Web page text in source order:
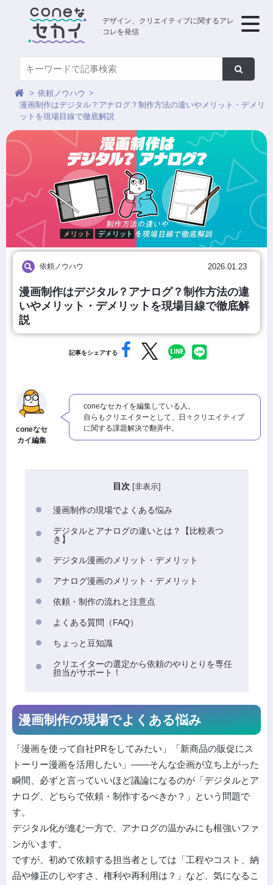
デザイン、クリエイティブに関するアレ
コレを発信
依頼ノウハウ
漫画制作はデジタル？アナログ？制作方法の違いやメリット・デメリ
ットを現場目線で徹底解説
依頼ノウハウ 2026.01.23
漫画制作はデジタル？アナログ？制作方法の違
いやメリット・デメリットを現場目線で徹底解
説
記事をシェアする
coneなセ
カイ編集
coneなセカイを編集している人。
自らもクリエイターとして、日々クリエイティブ
に関する課題解決で翻弄中。
目次 [非表示]
漫画制作の現場でよくある悩み
デジタルとアナログの違いとは？【比較表つ
き】
デジタル漫画のメリット・デメリット
アナログ漫画のメリット・デメリット
依頼・制作の流れと注意点
よくある質問（FAQ）
ちょっと豆知識
クリエイターの選定から依頼のやりとりを専任
担当がサポート！
漫画制作の現場でよくある悩み
「漫画を使って自社PRをしてみたい」「新商品の販促にス
トーリー漫画を活用したい」——そんな企画が立ち上がった
瞬間、必ずと言っていいほど議論になるのが「デジタルとア
ナログ、どちらで依頼・制作するべきか？」という問題で
す。
デジタル化が進む一方で、アナログの温かみにも根強いファ
ンがいます。
ですが、初めて依頼する担当者としては「工程やコスト、納
品や修正のしやすさ、権利や再利用は？」など、気になるこ